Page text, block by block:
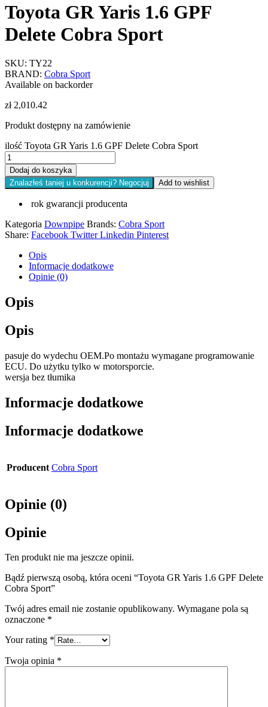
Toyota GR Yaris 1.6 GPF
Delete Cobra Sport
SKU: TY22
BRAND: Cobra Sport
Available on backorder
zł2,010.42
Produkt dostępny na zamówienie
ilość Toyota GR Yaris 1.6 GPF Delete Cobra Sport
Dodaj do koszyka
Znalazłeś taniej u konkurencji? Negocjuj
Add to wishlist
rok gwarancji producenta
Kategoria Downpipe Brands: Cobra Sport
Share: Facebook Twitter Linkedin Pinterest
Opis
Informacje dodatkowe
Opinie (0)
Opis
Opis
pasuje do wydechu OEM.Po montażu wymagane programowanie
ECU. Do użytku tylko w motorsporcie.
wersja bez tłumika
Informacje dodatkowe
Informacje dodatkowe
Producent Cobra Sport
Opinie (0)
Opinie
Ten produkt nie ma jeszcze opinii.
Bądź pierwszą osobą, która oceni “Toyota GR Yaris 1.6 GPF Delete
Cobra Sport”
Twój adres email nie zostanie opublikowany. Wymagane pola są
oznaczone *
Your rating *
Twoja opinia *